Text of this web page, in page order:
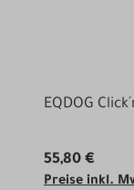
EQDOG
55,80 €
Preise inkl.